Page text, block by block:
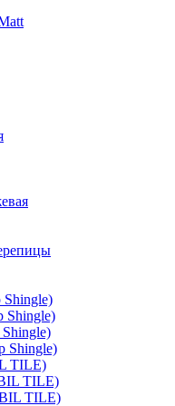
Shingle)
Shingle)
TILE)
TILE)
TILE)